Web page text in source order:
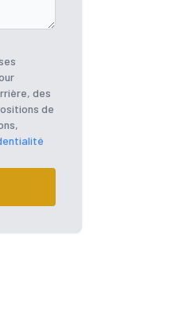
des
de